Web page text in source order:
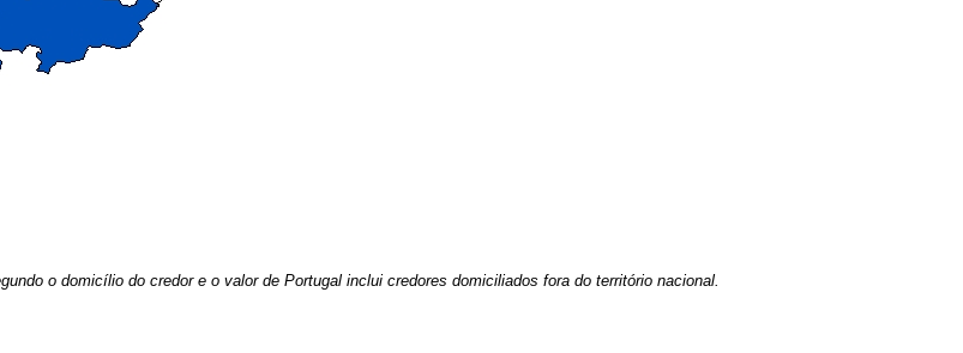
o domicílio do credor e o valor de Portugal inclui credores domiciliados fora do território nacional.